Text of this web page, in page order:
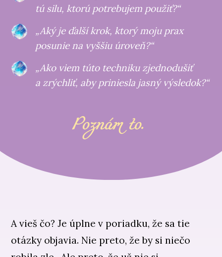
tú silu, ktorú potrebujem použiť?“
„Aký je ďalší krok, ktorý moju prax
posunie na vyššiu úroveň?“
„Ako viem túto techniku zjednodušiť
a zrýchliť, aby priniesla jasný výsledok?“
Poznám to.
A vieš čo? Je úplne v poriadku, že sa tie
otázky objavia. Nie preto, že by si niečo